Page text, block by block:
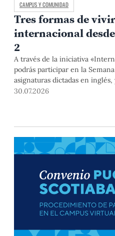
CAMPUS Y COMUNIDAD
Tres formas de
internacional desde
2
A través de la iniciativa
podrás participar en la
asignaturas dictadas en
junto con estudiantes y
30.07.2026